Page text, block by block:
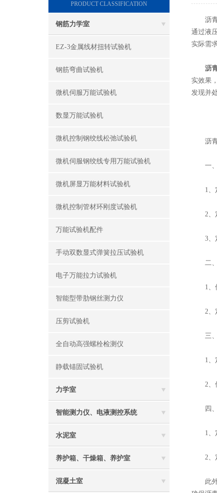
PRODUCT CLASSIFICATION
钢筋力学室
EZ-3金属线材扭转试验机
钢筋弯曲试验机
微机伺服万能试验机
数显万能试验机
微机控制钢绞线松弛试验机
微机伺服钢绞线专用万能试验机
微机屏显万能材料试验机
微机控制管材环刚度试验机
万能试验机配件
手动双数显式弹簧拉压试验机
电子万能拉力试验机
智能型带肋钢丝测力仪
压剪试验机
全自动高强螺栓检测仪
静载锚固试验机
力学室
智能测力仪、电液测控系统
水泥室
养护箱、干燥箱、养护室
混凝土室
沥青
通过液
实际需
沥
实效果
发现并
沥青
一、
1、定
2、定
3、定
二、
1、使
2、定
三、
1、定
2、使
四、
1、定
2、定
此外